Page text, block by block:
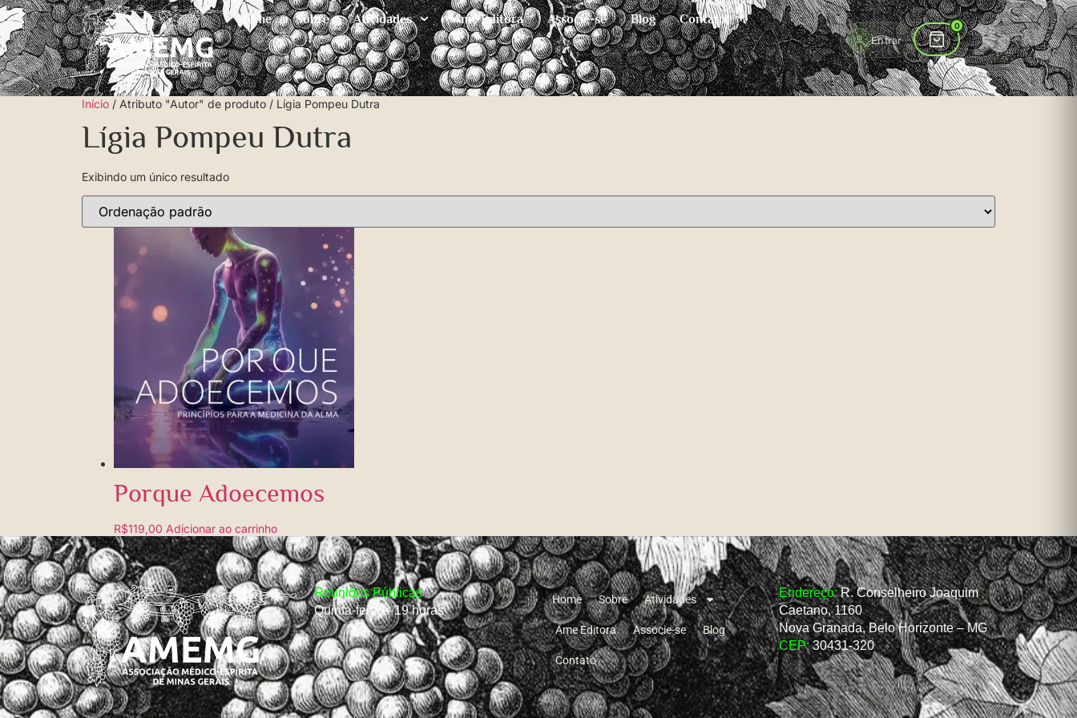
Entrar
0
Home Sobre Atividades Ame Editora Associe-se Blog Contato
Início / Atributo "Autor" de produto / Lígia Pompeu Dutra
Lígia Pompeu Dutra
Exibindo um único resultado
Porque Adoecemos
R$119,00 Adicionar ao carrinho
Reuniões Públicas
Quinta-feira – 19 horas
Home Sobre Atividades
Ame Editora Associe-se Blog
Contato
Endereço: R. Conselheiro Joaquim
Caetano, 1160
Nova Granada, Belo Horizonte – MG
CEP: 30431-320